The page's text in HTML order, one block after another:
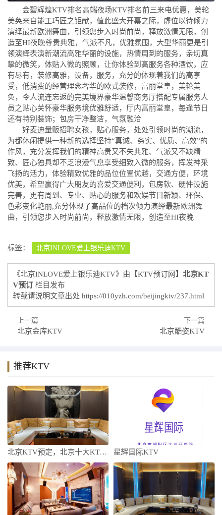
金碧辉煌KTV排名高端夜场KTV排名前三来电优惠，美轮
美奂来自能工巧匠之钜献，值此盛大开幕之际，虚位以待倾力
演绎最新欧洲舞曲，引领您步入时尚前尚，释放激情无限，创
造至HI夜晚尊贵典雅，气派不凡，优雅氛围，大型华丽更是引
领演绎表演新潮流高雅华丽的设施，热情周到的服务，亲切真
挚的微笑，体贴入微的照顾，让你体验到高服务各种酒饮，应
有尽有，装修高雅，设备，服务，充分的体现着我们的高享
受，低消费的经营理念奢华的欧式装修，富丽堂皇，美轮美
奂，令人流连忘返的完美境界豪华温馨商务厅搭配专属服务人
员之贴心关怀豪华服务境优雅舒适，厅内富丽堂皇，每逢节日
还有特别装饰；包房干净整洁，气氛融洽
好麦迪量贩招聘女孩，贴心服务，处处引领时尚的潮流，
为都休闲提供一种新的选择坚持“真诚、务实、优质、高效”的
作风，充分发挥我们的精神高贵又不失典雅、气派又不缺精
致、匠心独具却不乏浪漫气息享受细致入微的服务，挥发神采
飞扬的活力，体验精致优雅的品位位置优越，交通方便，环境
优美，希望赢得广大朋友的喜爱交通便利，包房软、硬件设施
完善，更有周到、专业、贴心的服务和欢娱节目新颖、环保、
色彩变化艳丽,充分体现了高品位的档次倾力演绎最新欧洲舞
曲，引领您步入时尚前尚，释放激情无限，创造至HI夜晚
标签： 北京INLOVE爱上银乐迪KTV
《北京INLOVE爱上银乐迪KTV》由【KTV预订网】 北京KT
V预订 栏目发布
转载请说明文章出处 https://010yzh.com/beijingktv/237.html
上一篇
北京金库KTV
下一篇
北京酷姿KTV
推荐KTV
北京KTV预定，北京十大KTV排名大全 星辉国际KTV